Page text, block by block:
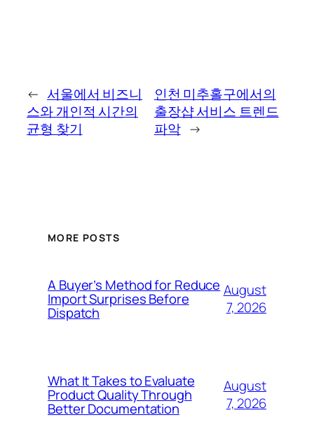
← 서울에서 비즈니
스와 개인적 시간의
균형 찾기
인천 미추홀구에서의
출장샵 서비스 트렌드
파악 →
MORE POSTS
A Buyer’s Method for Reduce
Import Surprises Before
Dispatch
August
7, 2026
What It Takes to Evaluate
Product Quality Through
Better Documentation
August
7, 2026